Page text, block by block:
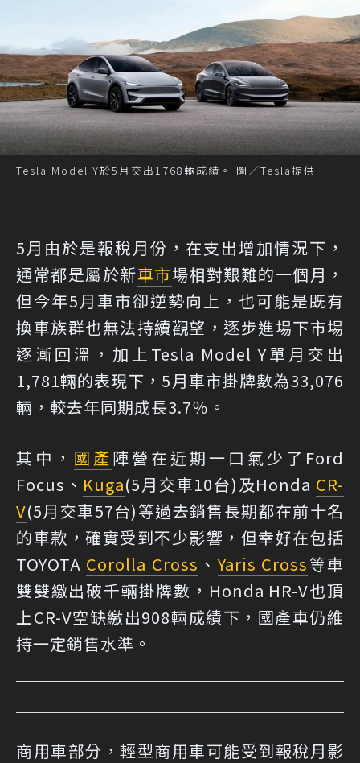
Tesla Model Y於5月交出1768輛成績。 圖／Tesla提供
5月由於是報稅月份，在支出增加情況下，
通常都是屬於新車市場相對艱難的一個月，
但今年5月車市卻逆勢向上，也可能是既有
換車族群也無法持續觀望，逐步進場下市場
逐漸回溫，加上Tesla Model Y單月交出
1,781輛的表現下，5月車市掛牌數為33,076
輛，較去年同期成長3.7％。
其中， 國產 陣營在近期一口氣少了Ford
Focus、 Kuga(5月交車10台)及Honda CR-
V(5月交車57台)等過去銷售長期都在前十名
的車款，確實受到不少影響，但幸好在包括
TOYOTA Corolla Cross 、Yaris Cross等車
雙雙繳出破千輛掛牌數，Honda HR-V也頂
上CR-V空缺繳出908輛成績下，國產車仍維
持一定銷售水準。
商用車部分，輕型商用車可能受到報稅月影